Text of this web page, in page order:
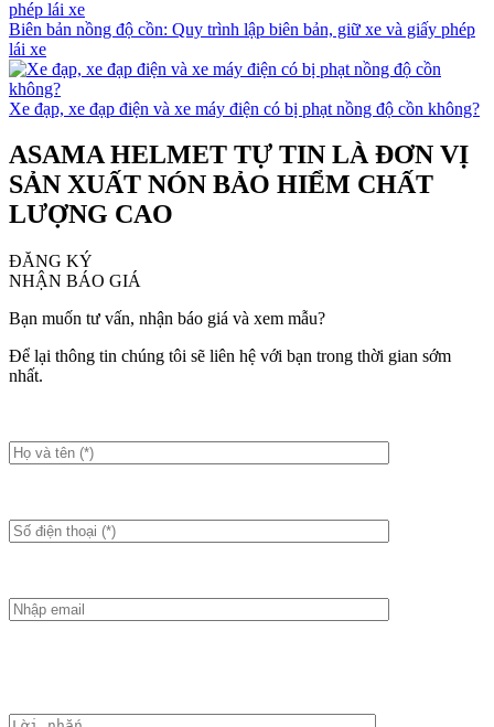
Biên bản nồng độ cồn: Quy trình lập biên bản, giữ xe và giấy phép
lái xe
Xe đạp, xe đạp điện và xe máy điện có bị phạt nồng độ cồn không?
ASAMA HELMET TỰ TIN LÀ ĐƠN VỊ
SẢN XUẤT NÓN BẢO HIỂM CHẤT
LƯỢNG CAO
ĐĂNG KÝ
NHẬN BÁO GIÁ
Bạn muốn tư vấn, nhận báo giá và xem mẫu?
Để lại thông tin chúng tôi sẽ liên hệ với bạn trong thời gian sớm
nhất.